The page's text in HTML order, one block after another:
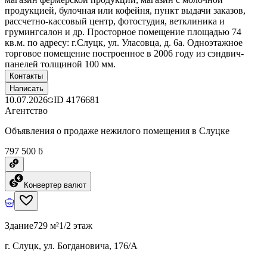
продукцией, булочная или кофейня, пункт выдачи заказов,
рассчетно-кассовый центр, фотостудия, ветклиника и
грумингсалон и др. Просторное помещение площадью 74
кв.м. по адресу: г.Слуцк, ул. Уласовца, д. 6а. Одноэтажное
торговое помещение построенное в 2006 году из сэндвич-
панелей толщиной 100 мм.
Контакты
Написать
10.07.2026 ID 4176681
Агентство
Объявления о продаже нежилого помещения в Слуцке
797 500 ƃ
Конвертер валют
Здание729 м²1/2 этаж
г. Слуцк, ул. Богдановича, 176/А